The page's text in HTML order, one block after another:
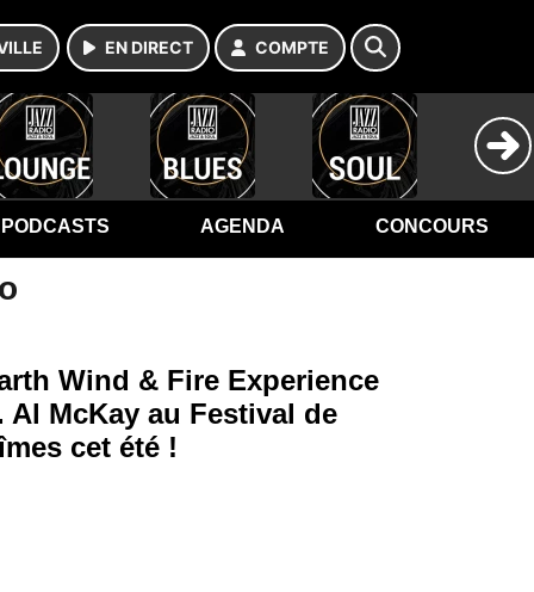
EN DIRECT COMPTE
PODCASTS AGENDA CONCOURS
Wind & Fire Experience
Al McKay au Festival de
cet été !